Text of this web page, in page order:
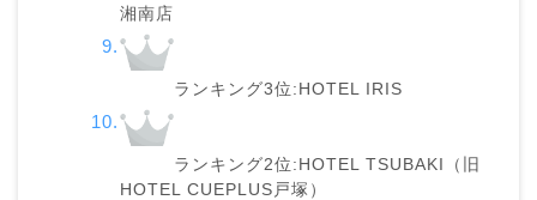
湘南店
ランキング3位:HOTEL IRIS
ランキング2位:HOTEL TSUBAKI（旧
HOTEL CUEPLUS戸塚）